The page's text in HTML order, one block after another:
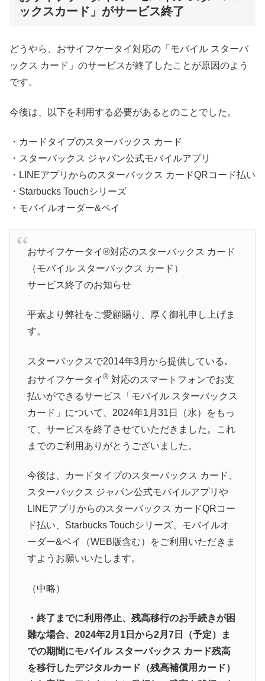
ックスカード」がサービス終了
どうやら、おサイフケータイ対応の「モバイル スターバ
ックス カード」のサービスが終了したことが原因のよう
です。
今後は、以下を利用する必要があるとのことでした。
・カードタイプのスターバックス カード
・スターバックス ジャパン公式モバイルアプリ
・LINEアプリからのスターバックス カードQRコード払い
・Starbucks Touchシリーズ
・モバイルオーダー&ペイ
おサイフケータイ®対応のスターバックス カード
（モバイル スターバックス カード）
サービス終了のお知らせ
平素より弊社をご愛顧賜り、厚く御礼申し上げま
す。
スターバックスで2014年3月から提供している､
おサイフケータイ ®対応のスマートフォンでお支
払いができるサービス「モバイル スターバックス
カード」について、2024年1月31日（水）をもっ
て、サービスを終了させていただきました。これ
までのご利用ありがとうございました。
今後は、カードタイプのスターバックス カード、
スターバックス ジャパン公式モバイルアプリや
LINEアプリからのスターバックス カードQRコー
ド払い、Starbucks Touchシリーズ、モバイルオ
ーダー&ペイ（WEB版含む）をご利用いただきま
すようお願いいたします。
（中略）
・終了までに利用停止、残高移行のお手続きが困
難な場合、2024年2月1日から2月7日（予定）ま
での期間にモバイル スターバックス カード残高
を移行したデジタルカード（残高補償用カード）